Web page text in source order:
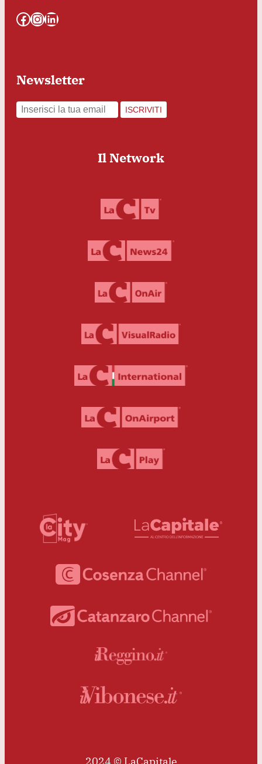
Facebook InstagramLinkedIn
Newsletter
ISCRIVITI
Il Network
2024 © LaCapitale